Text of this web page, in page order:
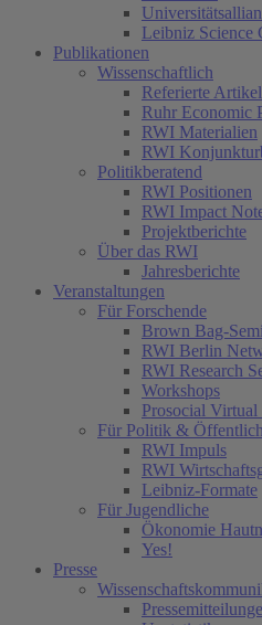
Leibniz Science
Publikationen
Wissenschaftlich
Referierte Artikel
Ruhr Economic
RWI Materialien
RWI
Politikberatend
RWI Positionen
RWI Impact
Projektberichte
Über das RWI
Jahresberichte
Veranstaltungen
Für Forschende
Brown Bag-
RWI Berlin
RWI Research
Workshops
Prosocial Virtual
Für Politik &
RWI Impuls
RWI
Leibniz-Formate
Für Jugendliche
Ökonomie
Yes!
Presse